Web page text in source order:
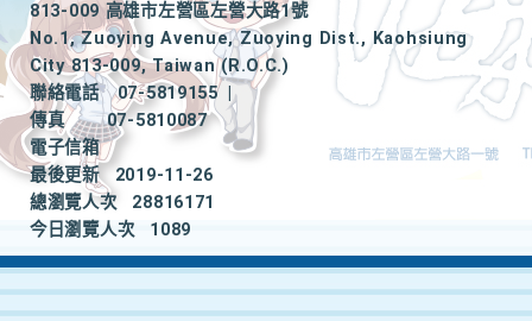
813-009 高雄市左營區左營大路1號
No.1, Zuoying Avenue, Zuoying Dist., Kaohsiung
City 813-009, Taiwan (R.O.C.)
聯絡電話
07-5819155
|
傳真
07-5810087
電子信箱
最後更新
2019-11-26
總瀏覽人次
28816171
今日瀏覽人次
1089